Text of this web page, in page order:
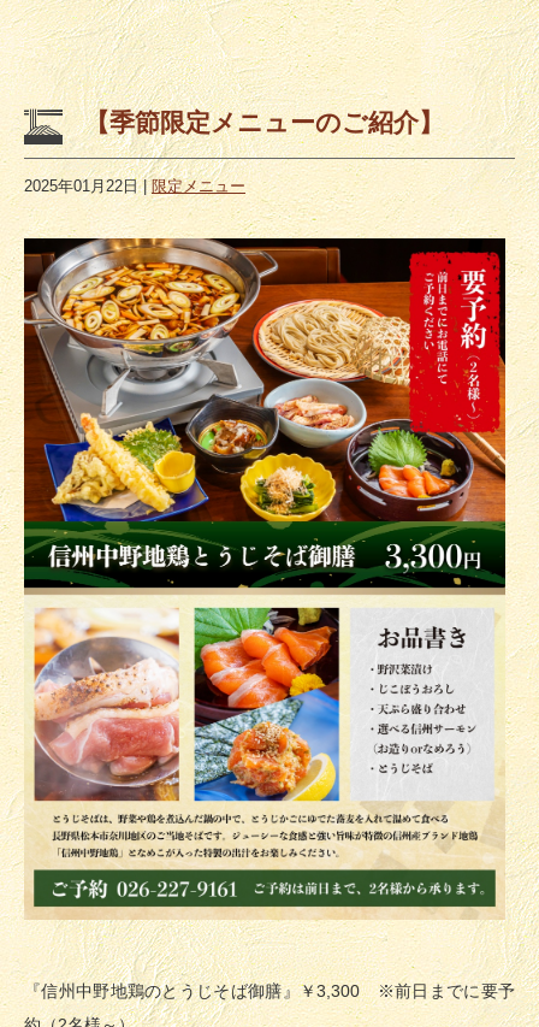
【季節限定メニューのご紹介】
2025年01月22日|限定メニュー
『信州中野地鶏のとうじそば御膳』￥3,300 ※前日までに要予